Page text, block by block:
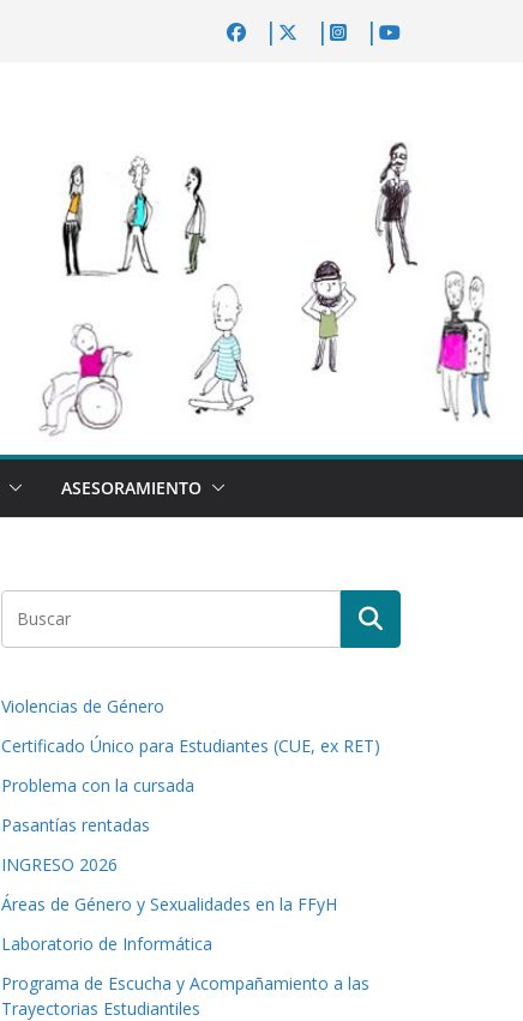
ASESORAMIENTO
Violencias de Género
Certificado Único para Estudiantes (CUE, ex RET)
Problema con la cursada
Pasantías rentadas
INGRESO 2026
Áreas de Género y Sexualidades en la FFyH
Laboratorio de Informática
Programa de Escucha y Acompañamiento a las
Trayectorias Estudiantiles